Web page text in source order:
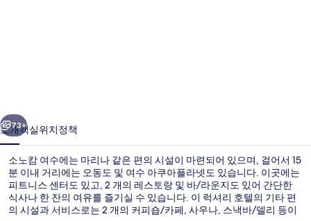
진
갤
러
리
73+
소개객실위치정책
소노캄 여수에는 마리나 같은 편의 시설이 마련되어 있으며, 걸어서 15
분 이내 거리에는 오동도 및 여수 아쿠아플라넷도 있습니다. 이곳에는
피트니스 센터도 있고, 2 개의 레스토랑 및 바/라운지도 있어 간단한
식사나 한 잔의 여유를 즐기실 수 있습니다. 이 럭셔리 호텔의 기타 편
의 시설과 서비스로는 2 개의 커피숍/카페, 사우나, 스낵바/델리 등이